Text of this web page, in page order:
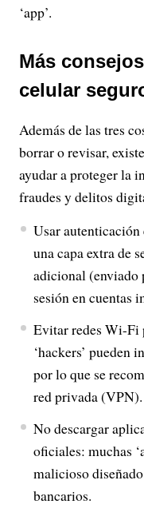
‘app’.
Más
celular
Además de las tres
borrar o revisar,
ayudar a proteger la
fraudes y delitos
Usar autenticación
una capa extra de
adicional (enviado
sesión en cuentas
Evitar redes Wi-Fi
‘hackers’ pueden
por lo que se
red privada (VPN).
No descargar
oficiales: muchas
malicioso
bancarios.